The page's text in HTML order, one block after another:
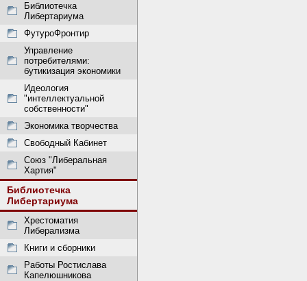
Библиотечка
Либертариума
ФутуроФронтир
Управление
потребителями:
бутикизация экономики
Идеология
"интеллектуальной
собственности"
Экономика творчества
Свободный Кабинет
Союз "Либеральная
Хартия"
Библиотечка
Либертариума
Хрестоматия
Либерализма
Книги и сборники
Работы Ростислава
Капелюшникова